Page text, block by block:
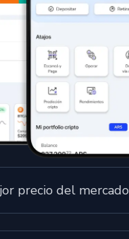
precio del mercado